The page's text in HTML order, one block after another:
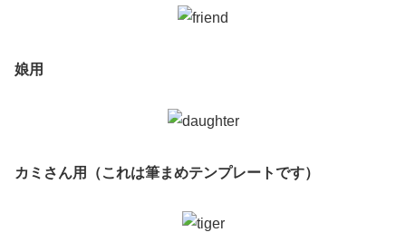
娘用
カミさん用（これは筆まめテンプレートです）